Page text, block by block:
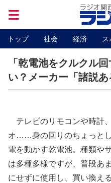
トップ 社会 経済 ス
「乾電池をクルクル
い？メーカー「諸説
テレビのリモコンや時計
オ……身の回りのちょっと
電を動かす乾電池。種類や
は多種多様ですが、普段あ
にせずに使用し、買い換え